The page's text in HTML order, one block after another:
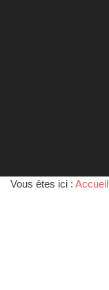
Vous êtes ici : Accueil